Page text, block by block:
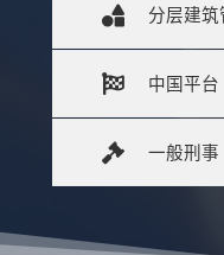
分层建筑
中国平台
一般刑事